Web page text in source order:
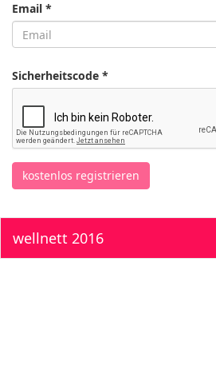
Email *
Sicherheitscode *
kostenlos registrieren
wellnett 2016